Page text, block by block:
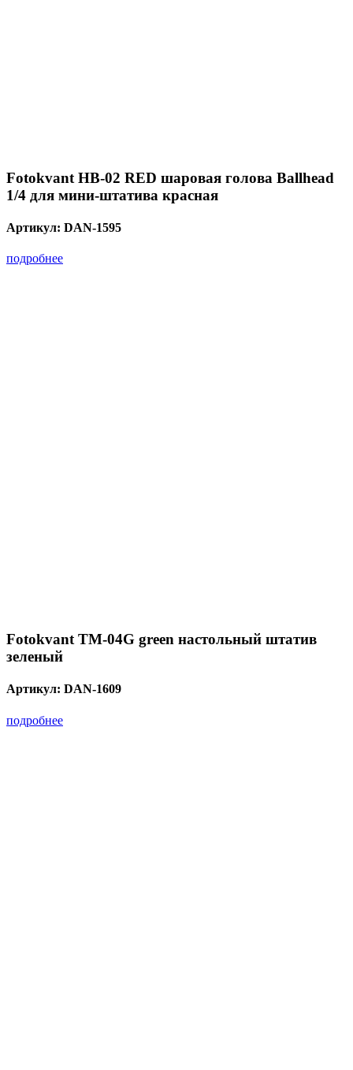
Fotokvant HB-02 RED шаровая голова Ballhead
1/4 для мини-штатива красная
Артикул: DAN-1595
подробнее
Fotokvant TM-04G green настольный штатив
зеленый
Артикул: DAN-1609
подробнее